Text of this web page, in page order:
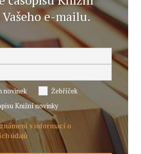
e-mailu.
novinek
Žebříček
Knižní novinky
s informací o
údajů